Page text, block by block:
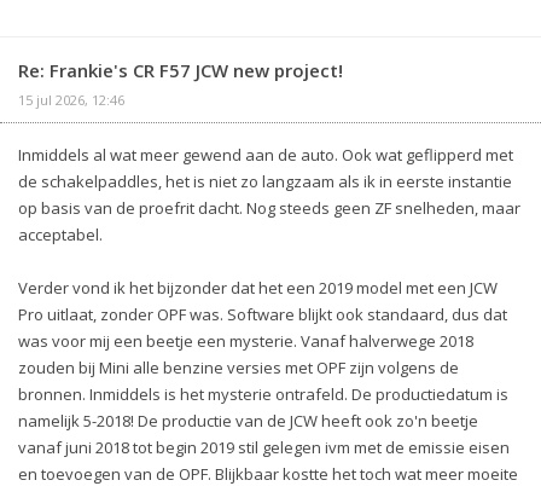
Re: Frankie's CR F57 JCW new project!
15 jul 2026, 12:46
Inmiddels al wat meer gewend aan de auto. Ook wat geflipperd met
de schakelpaddles, het is niet zo langzaam als ik in eerste instantie
op basis van de proefrit dacht. Nog steeds geen ZF snelheden, maar
acceptabel.
Verder vond ik het bijzonder dat het een 2019 model met een JCW
Pro uitlaat, zonder OPF was. Software blijkt ook standaard, dus dat
was voor mij een beetje een mysterie. Vanaf halverwege 2018
zouden bij Mini alle benzine versies met OPF zijn volgens de
bronnen. Inmiddels is het mysterie ontrafeld. De productiedatum is
namelijk 5-2018! De productie van de JCW heeft ook zo'n beetje
vanaf juni 2018 tot begin 2019 stil gelegen ivm met de emissie eisen
en toevoegen van de OPF. Blijkbaar kostte het toch wat meer moeite